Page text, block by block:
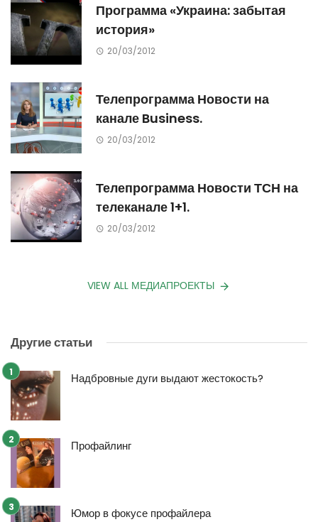
Программа «Украина: забытая
история»
20/03/2012
Телепрограмма Новости на
канале Business.
20/03/2012
Телепрограмма Новости ТСН на
телеканале 1+1.
20/03/2012
VIEW ALL МЕДИАПРОЕКТЫ
Другие статьи
Надбровные дуги выдают жестокость?
Профайлинг
Юмор в фокусе профайлера